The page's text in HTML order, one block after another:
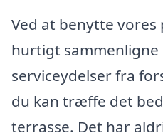
Ved at benytte
hurtigt sammenligne
serviceydelser fra
du kan træffe det
terrasse. Det har